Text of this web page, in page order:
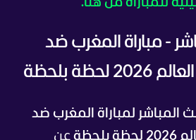
- مباراة المغرب ضد
بلحظة
المباشر لمباراة المغرب ضد
عن